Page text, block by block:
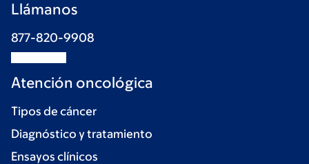
Llámanos
877-820-9908
Atención oncológica
Tipos de cáncer
Diagnóstico y tratamiento
Ensayos clínicos